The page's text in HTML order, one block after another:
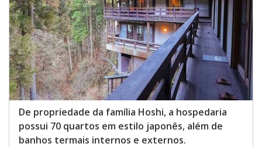
De propriedade da família Hoshi, a hospedaria
possui 70 quartos em estilo japonês, além de
banhos termais internos e externos.